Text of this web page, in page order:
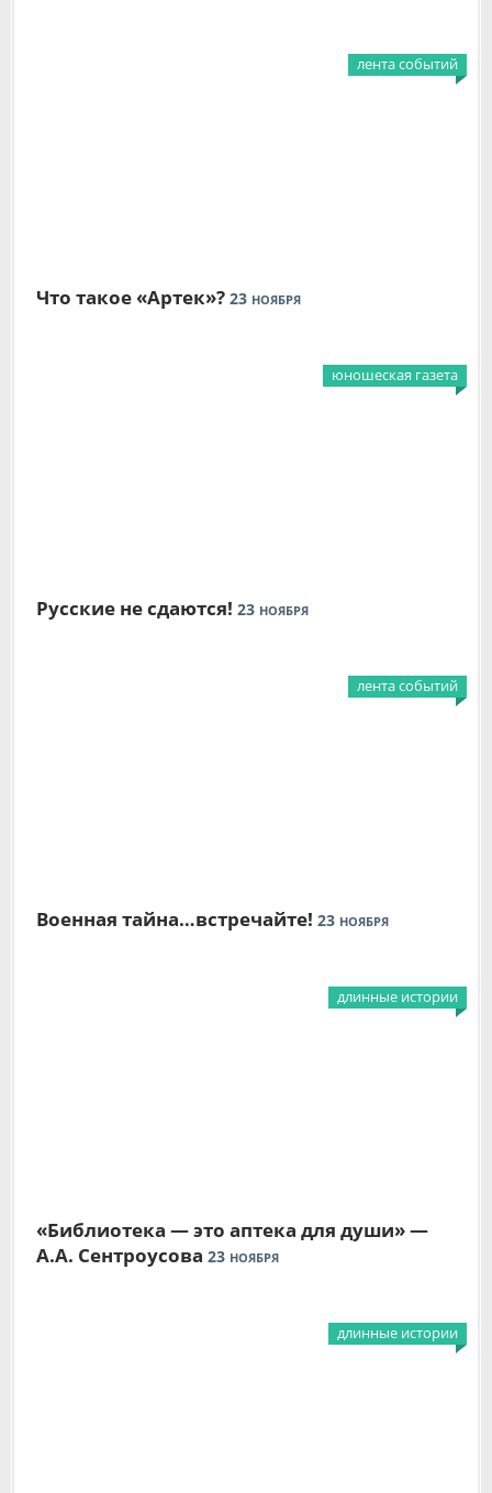
лента событий
Что такое «Артек»? 23 НОЯБРЯ
юношеская газета
Русские не сдаются! 23 НОЯБРЯ
лента событий
Военная тайна…встречайте! 23 НОЯБРЯ
длинные истории
«Библиотека — это аптека для души» —
А.А. Сентроусова 23 НОЯБРЯ
длинные истории